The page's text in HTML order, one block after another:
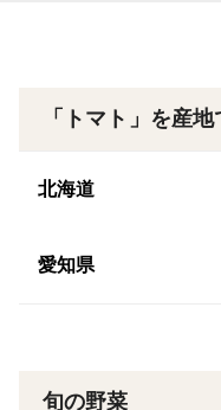
単なる“甘いトマト”で
ません。
たとえば、休日のラン
「トマト」を産
北海道
愛知県
旬の野菜